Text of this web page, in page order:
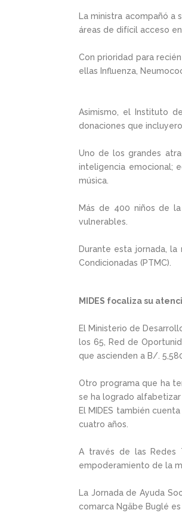
La ministra acompañó
áreas de difícil acceso
Con prioridad para
ellas Influenza,
Asimismo, el Instituto
donaciones que
Uno de los grandes
inteligencia emocional;
música.
Más de 400 niños de
vulnerables.
Durante esta jornada,
Condicionadas (PTMC).
MIDES focaliza su
El Ministerio de
los 65, Red de
que ascienden a B/.
Otro programa que ha
se ha logrado alfabetizar
El MIDES también
cuatro años.
A través de las Redes
empoderamiento de la
La Jornada de Ayuda
comarca Ngäbe Buglé